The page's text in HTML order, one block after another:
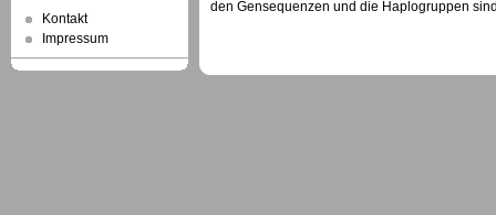
Kontakt
Impressum
den Gensequenzen und die Haplogruppen